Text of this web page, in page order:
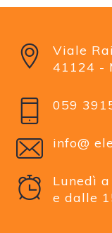
Viale
41124 -
059
info@
Lunedì
e dalle